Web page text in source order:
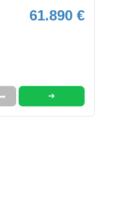
61.890 €
➦ ➜